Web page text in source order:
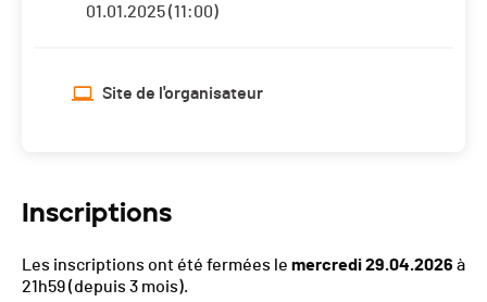
01.01.2025 (11:00)
Site de l'organisateur
Inscriptions
Les inscriptions ont été fermées le mercredi 29.04.2026 à
21h59(depuis 3 mois).